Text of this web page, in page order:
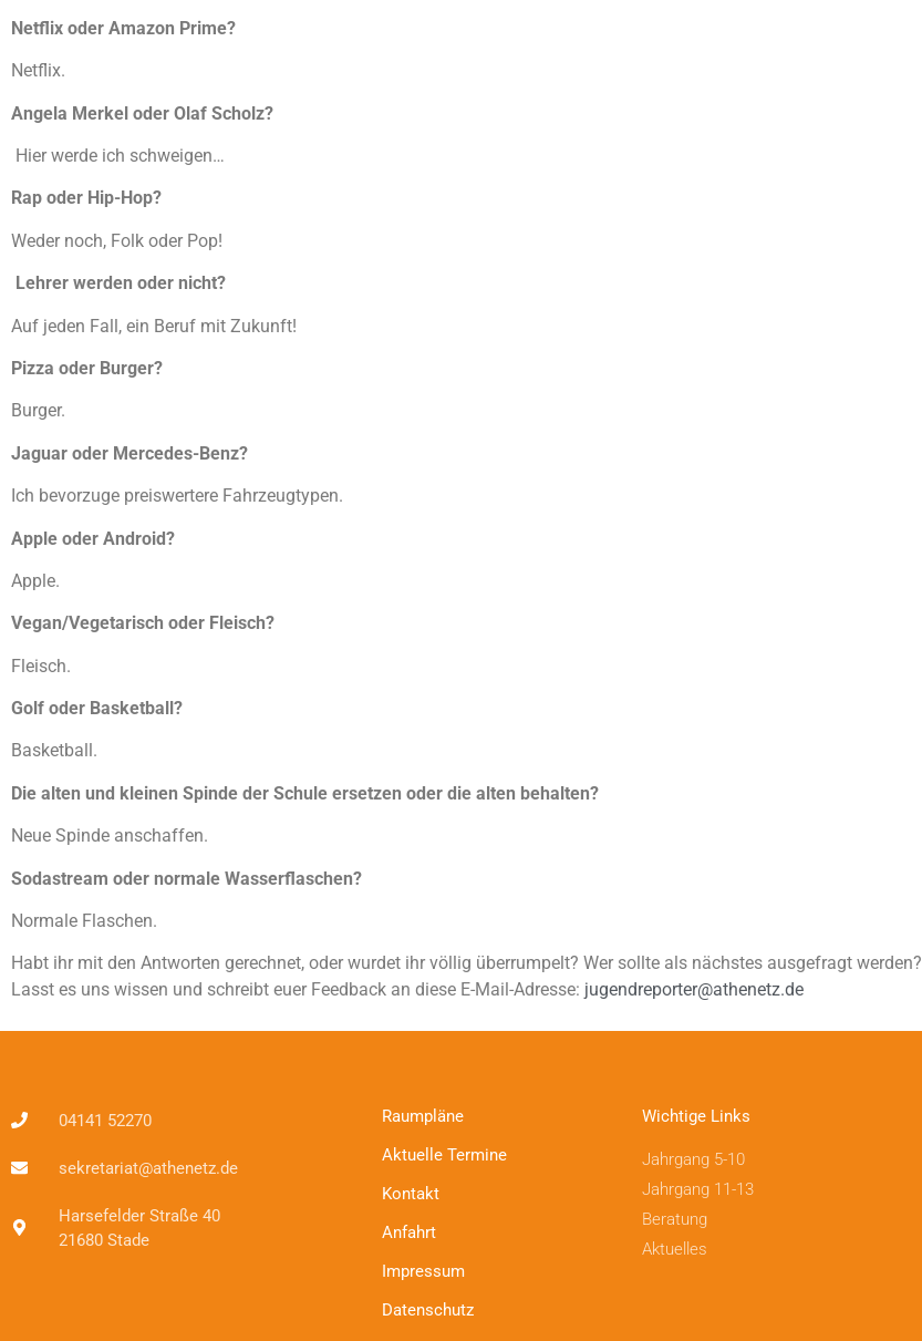
Netflix oder Amazon Prime?
Netflix.
Angela Merkel oder Olaf Scholz?
Hier werde ich schweigen…
Rap oder Hip-Hop?
Weder noch, Folk oder Pop!
Lehrer werden oder nicht?
Auf jeden Fall, ein Beruf mit Zukunft!
Pizza oder Burger?
Burger.
Jaguar oder Mercedes-Benz?
Ich bevorzuge preiswertere Fahrzeugtypen.
Apple oder Android?
Apple.
Vegan/Vegetarisch oder Fleisch?
Fleisch.
Golf oder Basketball?
Basketball.
Die alten und kleinen Spinde der Schule ersetzen oder die alten behalten?
Neue Spinde anschaffen.
Sodastream oder normale Wasserflaschen?
Normale Flaschen.
Habt ihr mit den Antworten gerechnet, oder wurdet ihr völlig überrumpelt? Wer sollte als nächstes ausgefragt werden?
Lasst es uns wissen und schreibt euer Feedback an diese E-Mail-Adresse: jugendreporter@athenetz.de
04141 52270
sekretariat@athenetz.de
Harsefelder Straße 40
21680 Stade
Raumpläne
Aktuelle Termine
Kontakt
Anfahrt
Impressum
Datenschutz
Wichtige Links
Jahrgang 5-10
Jahrgang 11-13
Beratung
Aktuelles